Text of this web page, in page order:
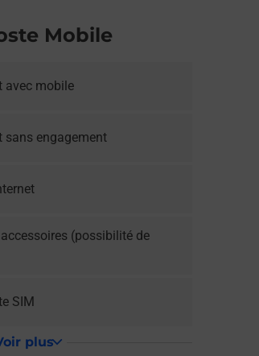
Mobile
avec mobile
engagement
(possibilité de
SIM
plus